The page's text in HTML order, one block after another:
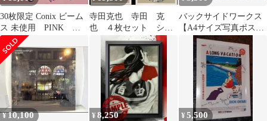
30枚限定 Conix ビーム
ス 未使用 PINK コ
ニックス conix
寺田克也 寺田 克
也 ４枚セット シル
クスクリーン
バックサイドワークス
【A4サイズ写真ポスタ
ーフレーム付き②点セ
ット】ポスター
¥10,100 ¥8,250 ¥5,500